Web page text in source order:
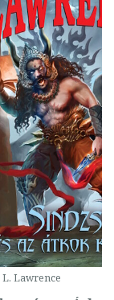
L. Lawrence